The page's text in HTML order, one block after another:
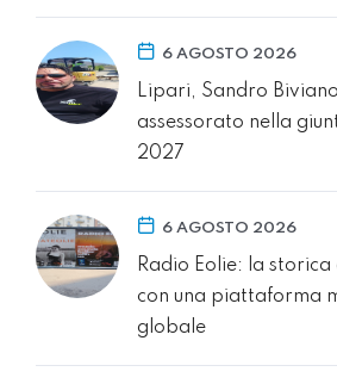
6 AGOSTO 2026
Lipari, Sandro
assessorato nella
2027
6 AGOSTO 2026
Radio Eolie: la
con una piattaforma
globale